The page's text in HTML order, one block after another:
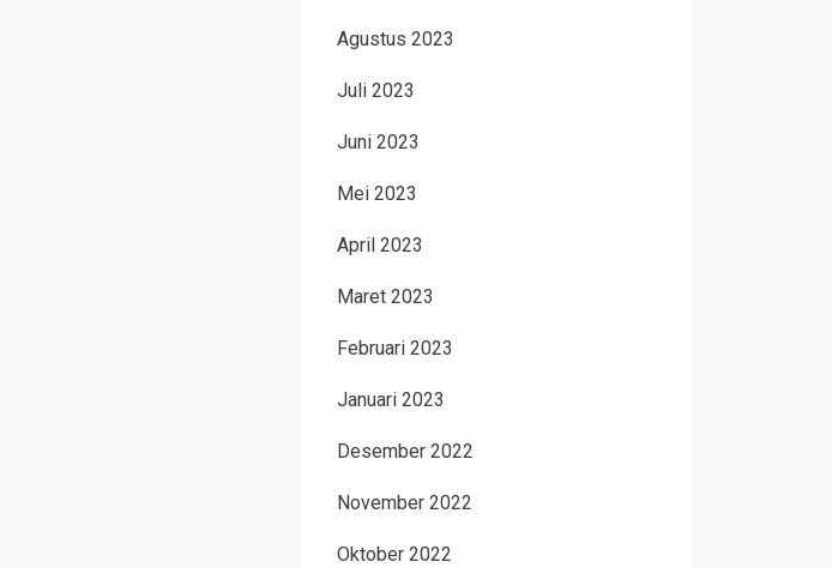
Agustus 2023
Juli 2023
Juni 2023
Mei 2023
April 2023
Maret 2023
Februari 2023
Januari 2023
Desember 2022
November 2022
Oktober 2022